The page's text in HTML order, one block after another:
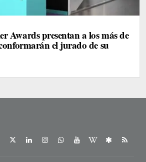
Awards presentan a los más de
el jurado de su